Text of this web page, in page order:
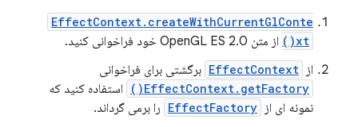
EffectContext.createWithCurrentGlConte
xt()
از متن OpenGL ES 2.0 خود فراخوانی کنید.
از EffectContext برگشتی برای فراخوانی
EffectContext.getFactory()
استفاده کنید که
نمونه ای از EffectFactory را برمی گرداند.